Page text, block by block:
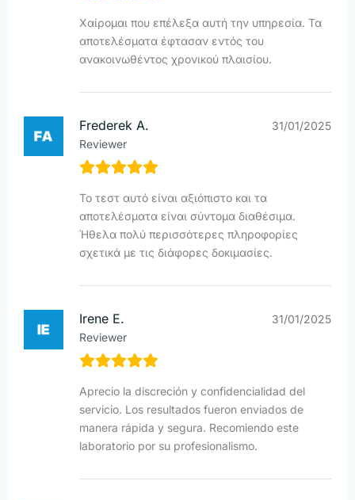
Χαίρομαι που επέλεξα αυτή την υπηρεσία. Τα
αποτελέσματα έφτασαν εντός του
ανακοινωθέντος χρονικού πλαισίου.
Frederek A.
Reviewer
31/01/2025
Το τεστ αυτό είναι αξιόπιστο και τα
αποτελέσματα είναι σύντομα διαθέσιμα.
Ήθελα πολύ περισσότερες πληροφορίες
σχετικά με τις διάφορες δοκιμασίες.
Irene E.
Reviewer
31/01/2025
Aprecio la discreción y confidencialidad del
servicio. Los resultados fueron enviados de
manera rápida y segura. Recomiendo este
laboratorio por su profesionalismo.